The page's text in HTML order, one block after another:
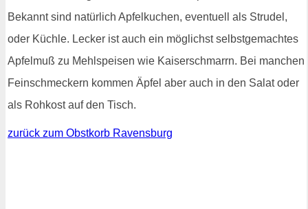
Bekannt sind natürlich Apfelkuchen, eventuell als Strudel,
oder Küchle. Lecker ist auch ein möglichst selbstgemachtes
Apfelmuß zu Mehlspeisen wie Kaiserschmarrn. Bei manchen
Feinschmeckern kommen Äpfel aber auch in den Salat oder
als Rohkost auf den Tisch.
zurück zum Obstkorb Ravensburg